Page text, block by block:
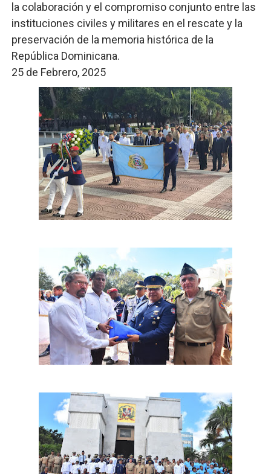
la colaboración y el compromiso conjunto entre las
instituciones civiles y militares en el rescate y la
preservación de la memoria histórica de la
República Dominicana.
25 de Febrero, 2025